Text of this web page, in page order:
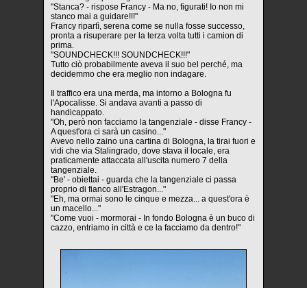
"Stanca? - rispose Francy - Ma no, figurati! Io non mi
stanco mai a guidare!!!"
Francy ripartì, serena come se nulla fosse successo,
pronta a risuperare per la terza volta tutti i camion di
prima.
"SOUNDCHECK!!! SOUNDCHECK!!!"
Tutto ciò probabilmente aveva il suo bel perché, ma
decidemmo che era meglio non indagare.
Il traffico era una merda, ma intorno a Bologna fu
l'Apocalisse. Si andava avanti a passo di
handicappato.
"Oh, però non facciamo la tangenziale - disse Francy -
A quest'ora ci sarà un casino..."
Avevo nello zaino una cartina di Bologna, la tirai fuori e
vidi che via Stalingrado, dove stava il locale, era
praticamente attaccata all'uscita numero 7 della
tangenziale.
"Be' - obiettai - guarda che la tangenziale ci passa
proprio di fianco all'Estragon..."
"Eh, ma ormai sono le cinque e mezza... a quest'ora è
un macello..."
"Come vuoi - mormorai - In fondo Bologna è un buco di
cazzo, entriamo in città e ce la facciamo da dentro!"